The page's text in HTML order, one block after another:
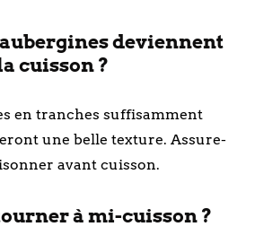
aubergines deviennent
cuisson ?
en tranches suffisamment
une belle texture. Assure-
avant cuisson.
à mi-cuisson ?